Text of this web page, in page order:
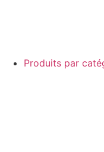
Produits par